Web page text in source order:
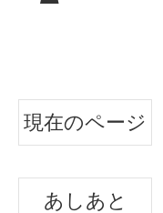
現在のページ
あしあと